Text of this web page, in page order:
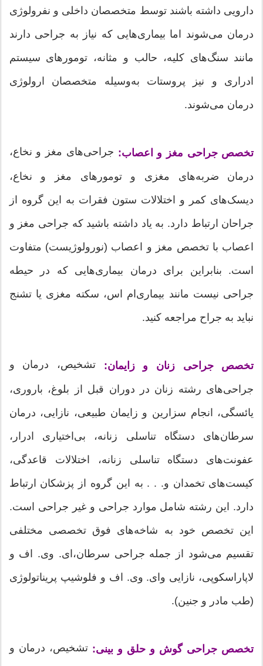
دارویی داشته باشند توسط متخصصان داخلی و نفرولوژی
درمان می‌شوند اما بیماری‌هایی که نیاز به جراحی دارند
مانند سنگ‌های کلیه، حالب و مثانه، تومورهای سیستم
ادراری و نیز پروستات به‌وسیله متخصصان ارولوژی
درمان می‌شوند.
تخصص جراحی مغز و اعصاب: جراحی‌های مغز و نخاع،
درمان ضربه‌های مغزی و تومورهای مغز و نخاع،
دیسک‌های کمر و اختلالات ستون فقرات به این گروه از
جراحان ارتباط دارد. به یاد داشته باشید که جراحی مغز و
اعصاب با تخصص مغز و اعصاب (نورولوژیست) متفاوت
است. بنابراین برای درمان بیماری‌هایی که در حیطه
جراحی نیست مانند بیماری‌ام اس، سکته مغزی یا تشنج
نباید به جراح مراجعه کنید.
تخصص جراحی زنان و زایمان: تشخیص، درمان و
جراحی‌های رشته زنان در دوران قبل از بلوغ، باروری،
یائسگی، انجام سزارین و زایمان طبیعی، نازایی، درمان
سرطان‌های دستگاه تناسلی زنانه، بی‌اختیاری ادرار،
عفونت‌های دستگاه تناسلی زنانه، اختلالات قاعدگی،
کیست‌های تخمدان و. . . به این گروه از پزشکان ارتباط
دارد. این رشته شامل موارد جراحی و غیر جراحی است.
این تخصص خود به شاخه‌های فوق تخصصی مختلفی
تقسیم می‌شود از جمله جراحی سرطان،‌ای. وی. اف و
لاپاراسکوپی، نازایی و‌ای. وی. اف و فلوشیپ پریناتولوژی
(طب مادر و جنین).
تخصص جراحی گوش و حلق و بینی: تشخیص، درمان و